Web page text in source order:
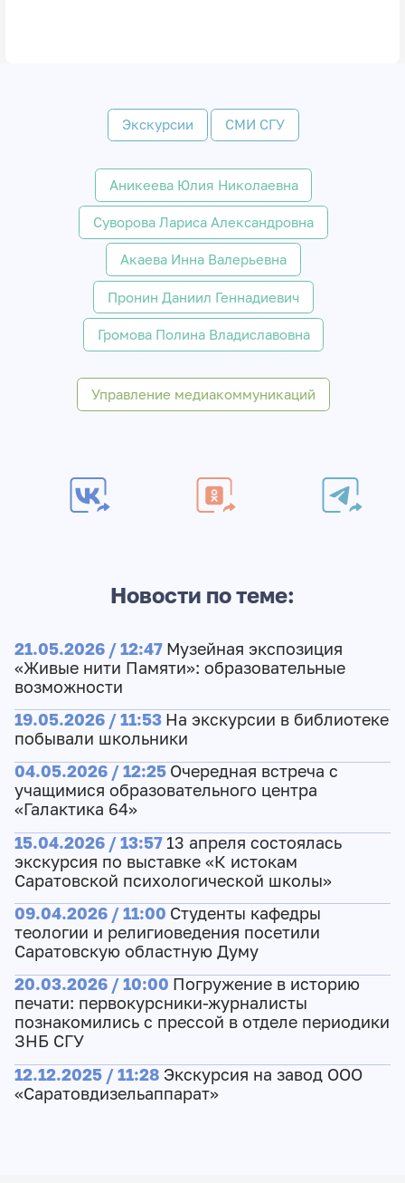
Экскурсии СМИ СГУ
Аникеева Юлия Николаевна
Суворова Лариса Александровна
Акаева Инна Валерьевна
Пронин Даниил Геннадиевич
Громова Полина Владиславовна
Управление медиакоммуникаций
Новости по теме:
21.05.2026 / 12:47 Музейная экспозиция
«Живые нити Памяти»: образовательные
возможности
19.05.2026 / 11:53 На экскурсии в библиотеке
побывали школьники
04.05.2026 / 12:25 Очередная встреча с
учащимися образовательного центра
«Галактика 64»
15.04.2026 / 13:57 13 апреля состоялась
экскурсия по выставке «К истокам
Саратовской психологической школы»
09.04.2026 / 11:00 Студенты кафедры
теологии и религиоведения посетили
Саратовскую областную Думу
20.03.2026 / 10:00 Погружение в историю
печати: первокурсники-журналисты
познакомились с прессой в отделе периодики
ЗНБ СГУ
12.12.2025 / 11:28 Экскурсия на завод ООО
«Саратовдизельаппарат»